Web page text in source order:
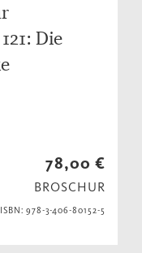
Die
78,00 €
BROSCHUR
ISBN: 978-3-406-80152-5